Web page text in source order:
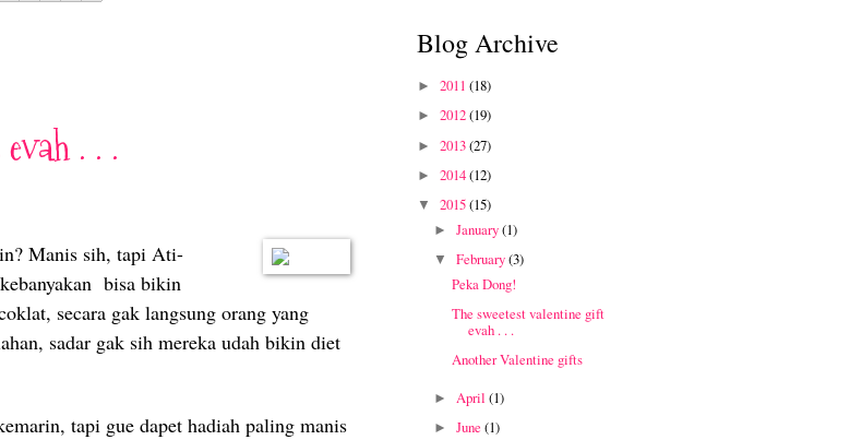
. . .
Manis sih, tapi Ati-
bisa bikin
secara gak langsung orang yang
sadar gak sih mereka udah bikin diet
tapi gue dapet hadiah paling manis
Blog Archive
► 2011 (18)
► 2012(19)
► 2013(27)
► 2014(12)
▼ 2015(15)
►January(1)
▼February(3)
Peka Dong!
The sweetest valentine gift
evah . . .
Another Valentine gifts
►April(1)
►June(1)